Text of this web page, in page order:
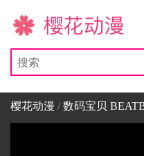
樱花动漫
樱花动漫 /数码宝贝